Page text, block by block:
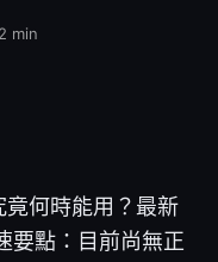
2 min
何時能用？最新
要點：目前尚無正